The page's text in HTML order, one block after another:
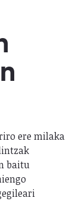
ere milaka
baitu